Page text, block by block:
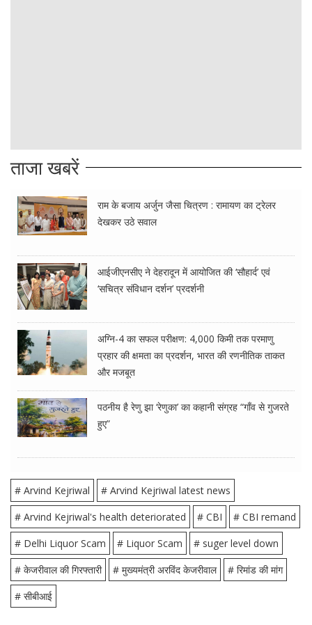
ताजा खबरें
राम के बजाय अर्जुन जैसा चित्रण : रामायण का ट्रेलर
देखकर उठे सवाल
आईजीएनसीए ने देहरादून में आयोजित की ‘सौहार्द’ एवं
‘सचित्र संविधान दर्शन’ प्रदर्शनी
अग्नि-4 का सफल परीक्षण: 4,000 किमी तक परमाणु
प्रहार की क्षमता का प्रदर्शन, भारत की रणनीतिक ताकत
और मजबूत
पठनीय है रेणु झा ‘रेणुका’ का कहानी संग्रह “गाँव से गुजरते
हुए”
# Arvind Kejriwal
# Arvind Kejriwal latest news
# Arvind Kejriwal's health deteriorated
# CBI
# CBI remand
# Delhi Liquor Scam
# Liquor Scam
# suger level down
# केजरीवाल की गिरफ्तारी
# मुख्यमंत्री अरविंद केजरीवाल
# रिमांड की मांग
# सीबीआई